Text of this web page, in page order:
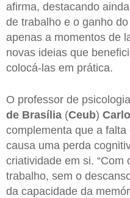
afirma, destacando
de trabalho e o ganho
apenas a momentos de
novas ideias que
colocá-las em prática.
O professor de
de Brasília (Ceub)
complementa que a falta
causa uma perda
criatividade em si. “Com
trabalho, sem o
da capacidade da